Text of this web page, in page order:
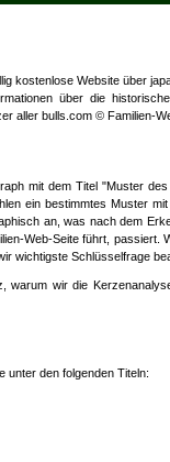
kostenlose Website über
über die
aller bulls.com © Familien-
mit dem Titel "Muster
ein bestimmtes Muster
an, was nach dem
Web-Seite führt,
wichtigste Schlüsselfrage
wir die
unter den folgenden Titeln: